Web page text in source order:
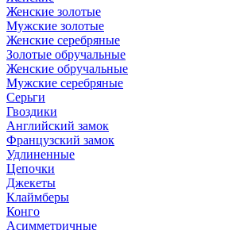
Женские золотые
Мужские золотые
Женские серебряные
Золотые обручальные
Женские обручальные
Мужские серебряные
Серьги
Гвоздики
Английский замок
Французский замок
Удлиненные
Цепочки
Джекеты
Клаймберы
Конго
Асимметричные